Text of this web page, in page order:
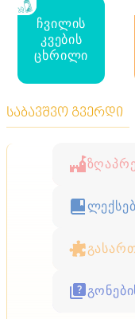
ჩვილის
კვების
ცხრილი
საბავშვო გვერდი